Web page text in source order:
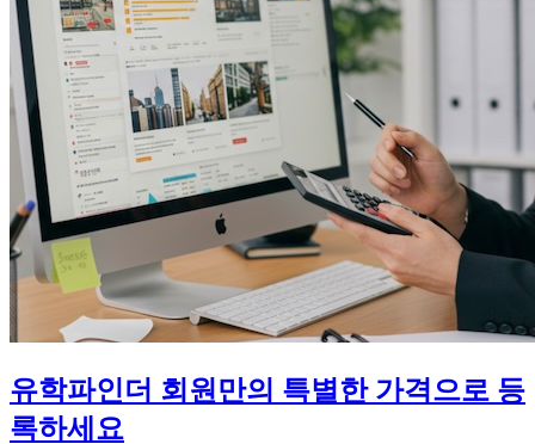
유학파인더 회원만의 특별한 가격으로 등
록하세요